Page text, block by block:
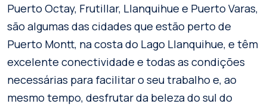
Puerto Octay, Frutillar, Llanquihue e Puerto Varas,
são algumas das cidades que estão perto de
Puerto Montt, na costa do Lago Llanquihue, e têm
excelente conectividade e todas as condições
necessárias para facilitar o seu trabalho e, ao
mesmo tempo, desfrutar da beleza do sul do